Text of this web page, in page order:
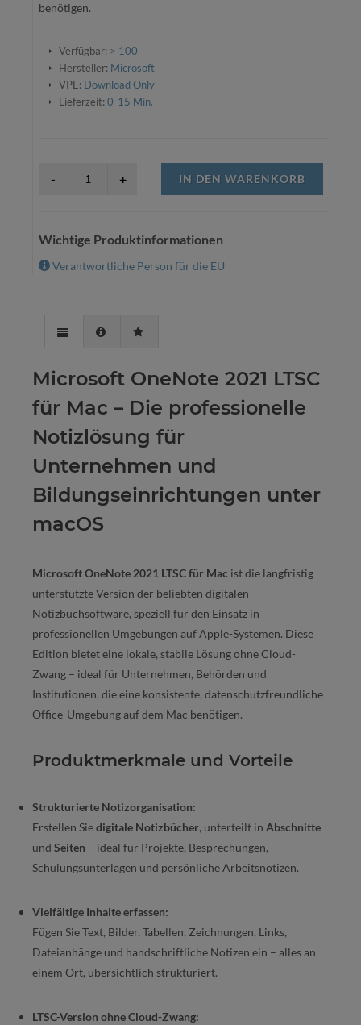
benötigen.
Verfügbar: > 100
Hersteller: Microsoft
VPE: Download Only
Lieferzeit: 0-15 Min.
IN DEN WARENKORB
Wichtige Produktinformationen
Verantwortliche Person für die EU
Microsoft OneNote 2021 LTSC
für Mac – Die professionelle
Notizlösung für
Unternehmen und
Bildungseinrichtungen unter
macOS
Microsoft OneNote 2021 LTSC für Mac ist die langfristig
unterstützte Version der beliebten digitalen
Notizbuchsoftware, speziell für den Einsatz in
professionellen Umgebungen auf Apple-Systemen. Diese
Edition bietet eine lokale, stabile Lösung ohne Cloud-
Zwang – ideal für Unternehmen, Behörden und
Institutionen, die eine konsistente, datenschutzfreundliche
Office-Umgebung auf dem Mac benötigen.
Produktmerkmale und Vorteile
Strukturierte Notizorganisation:
Erstellen Siedigitale Notizbücher, unterteilt in Abschnitte
und Seiten – ideal für Projekte, Besprechungen,
Schulungsunterlagen und persönliche Arbeitsnotizen.
Vielfältige Inhalte erfassen:
Fügen Sie Text, Bilder, Tabellen, Zeichnungen, Links,
Dateianhänge und handschriftliche Notizen ein – alles an
einem Ort, übersichtlich strukturiert.
LTSC-Version ohne Cloud-Zwang: